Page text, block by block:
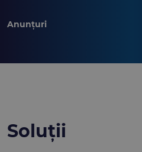
Anunțuri
Soluții